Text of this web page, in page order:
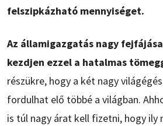
felszipkázható mennyiséget.
Az államigazgatás nagy
kezdjen ezzel a hatalmas
részükre, hogy a két nagy
fordulhat elő többé a világban.
is túl nagy árat kell fizetni, hogy ily